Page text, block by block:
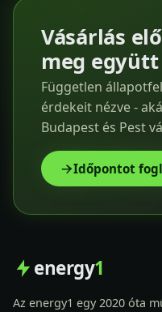
Vásárlás
meg
Független
érdekeit nézve -
Budapest és Pest
Időpontot
energy1
Az energy1 egy 2020 óta